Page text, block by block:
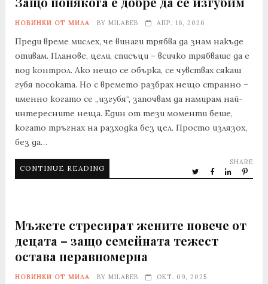
НОВИНКИ ОТ МИЛА BY MILABEB АПР. 16, 2026
Преди време мислех, че винаги трябва да знам накъде
отивам. Планове, цели, списъци – всичко трябваше да е
под контрол. Ако нещо се обърка, се чувствах сякаш
губя посоката. Но с времето разбрах нещо странно –
именно когато се „изгубя“, започвам да намирам най-
интересните неща. Един от тези моменти беше,
когато тръгнах на разходка без цел. Просто излязох,
без да…
CONTINUE READING
SHARE
Мъжете стресират жените повече от
децата – защо семейната тежест
остава неравномерна
НОВИНКИ ОТ МИЛА BY MILABEB ОКТ. 09, 2025